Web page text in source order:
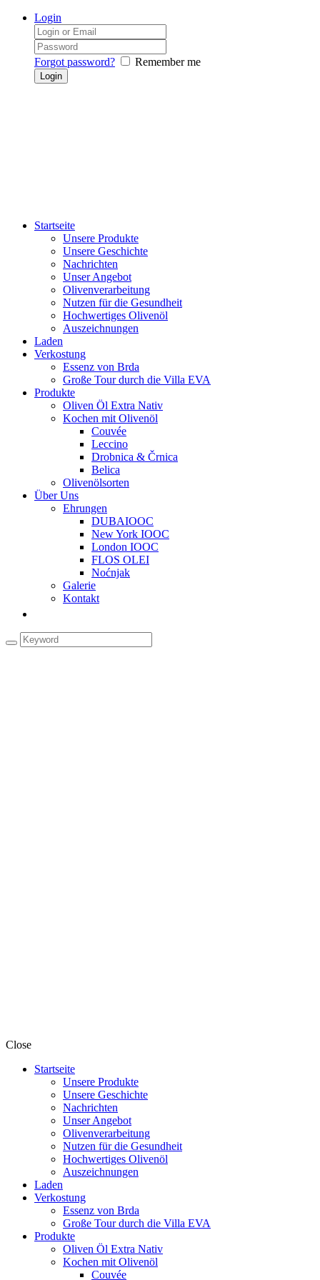
Login
Forgot password? Remember me
Startseite
Unsere Produkte
Unsere Geschichte
Nachrichten
Unser Angebot
Olivenverarbeitung
Nutzen für die Gesundheit
Hochwertiges Olivenöl
Auszeichnungen
Laden
Verkostung
Essenz von Brda
Große Tour durch die Villa EVA
Produkte
Oliven Öl Extra Nativ
Kochen mit Olivenöl
Couvée
Leccino
Drobnica & Črnica
Belica
Olivenölsorten
Über Uns
Ehrungen
DUBAIOOC
New York IOOC
London IOOC
FLOS OLEI
Noćnjak
Galerie
Kontakt
Close
Startseite
Unsere Produkte
Unsere Geschichte
Nachrichten
Unser Angebot
Olivenverarbeitung
Nutzen für die Gesundheit
Hochwertiges Olivenöl
Auszeichnungen
Laden
Verkostung
Essenz von Brda
Große Tour durch die Villa EVA
Produkte
Oliven Öl Extra Nativ
Kochen mit Olivenöl
Couvée